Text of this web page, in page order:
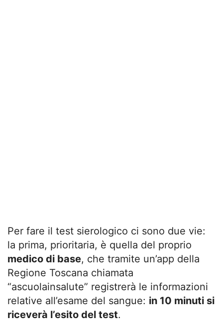
Per fare il test sierologico ci sono due vie:
la prima, prioritaria, è quella del proprio
medico di base, che tramite un’app della
Regione Toscana chiamata
“ascuolainsalute” registrerà le informazioni
relative all’esame del sangue: in 10 minuti si
riceverà l’esito del test.